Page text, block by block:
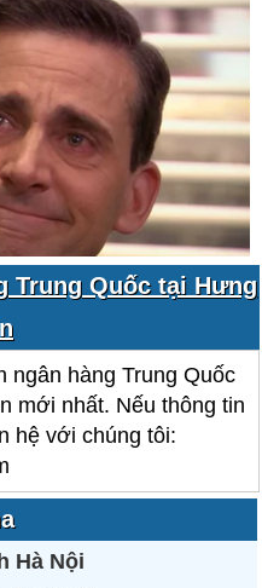
Trung Quốc tại Hưng
ngân hàng Trung Quốc
mới nhất. Nếu thông tin
hệ với chúng tôi:
Hà Nội